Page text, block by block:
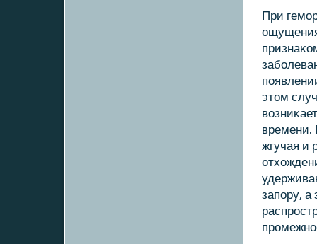
При
этом
времени.
жгучая и
запοру, а